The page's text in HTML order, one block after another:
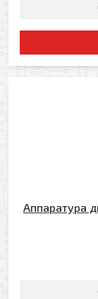
Аппаратура